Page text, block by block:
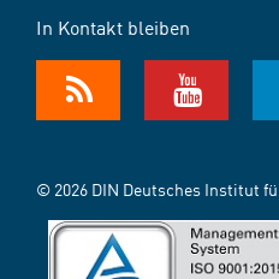
In Kontakt bleiben
© 2026 DIN Deutsches Institut